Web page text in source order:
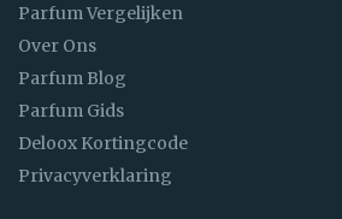
Parfum Vergelijken
Over Ons
Parfum Blog
Parfum Gids
Deloox Kortingcode
Privacyverklaring